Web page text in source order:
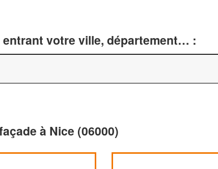
votre ville, département… :
à Nice (06000)